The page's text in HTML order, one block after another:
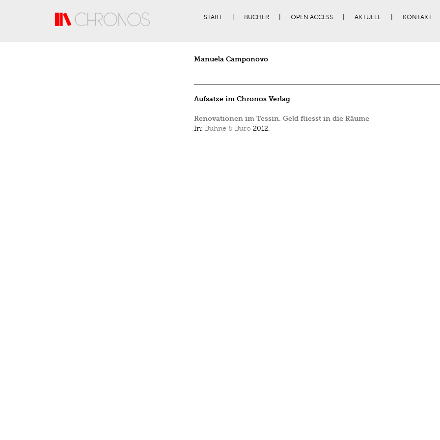
START BÜCHER OPEN ACCESS AKTUELL KONTAKT
Manuela Camponovo
Aufsätze im Chronos Verlag
Renovationen im Tessin. Geld fliesst in die Räume
In: Bühne & Büro 2012.